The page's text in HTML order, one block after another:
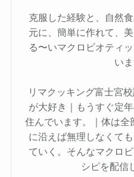
克服した経験と、自然
元に、簡単に作れて、
る〜いマクロビオティ
いま
リマクッキング富士宮
が大好き｜もうすぐ定
住んでいます。｜体は全
に沿えば無理しなくて
ていく。そんなマクロ
シピを配信